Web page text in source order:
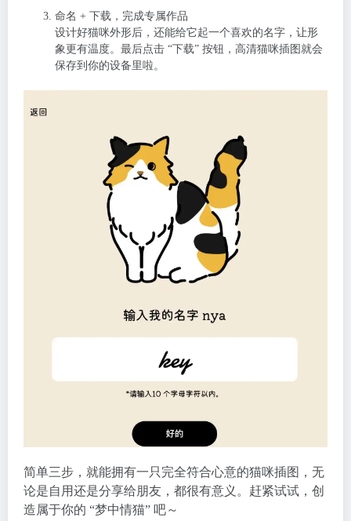
命名 + 下载，完成专属作品
设计好猫咪外形后，还能给它起一个喜欢的名字，让形
象更有温度。最后点击 “下载” 按钮，高清猫咪插图就会
保存到你的设备里啦。
简单三步，就能拥有一只完全符合心意的猫咪插图，无
论是自用还是分享给朋友，都很有意义。赶紧试试，创
造属于你的 “梦中情猫” 吧～